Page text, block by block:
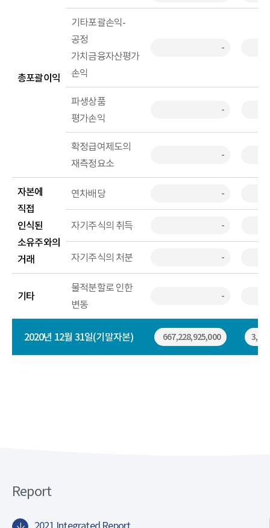
총포괄이익
기타포괄손익-
공정
가치금융자산평가
손익
-
파생상품
평가손익
-
확정급여제도의
재측정요소
-
자본에
직접
인식된
소유주와의
거래
연차배당 -
자기주식의 취득 -
자기주식의 처분 -
기타
물적분할로 인한
변동
-
2020년 12월 31일(기말자본) 667,228,925,000
.Report
2021 Integrated Report